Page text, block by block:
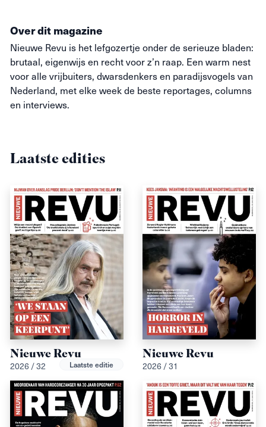
Over dit magazine
Nieuwe Revu is het lefgozertje onder de serieuze bladen:
brutaal, eigenwijs en recht voor z’n raap. Een warm nest
voor alle vrijbuiters, dwarsdenkers en paradijsvogels van
Nederland, met elke week de beste reportages, columns
en interviews.
Laatste edities
Nieuwe Revu
2026 / 32 Laatste editie
Nieuwe Revu
2026 / 31